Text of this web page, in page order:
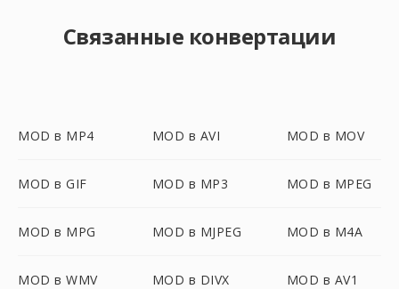
Связанные конвертации
MOD в MP4 MOD в AVI MOD в MOV
MOD в GIF MOD в MP3 MOD в MPEG
MOD в MPG MOD в MJPEG MOD в M4A
MOD в WMV MOD в DIVX MOD в AV1